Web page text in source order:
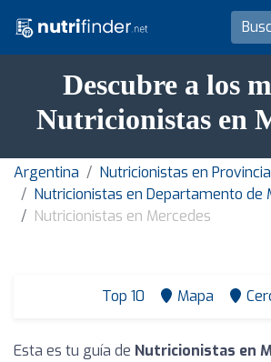
Descubre a los
Nutricionistas en
Argentina
Nutricionistas en
Nutricionistas en Departamento de
Nutricionistas en Mercedes
Top 10 Mapa
Esta es tu guía de Nutricionistas en